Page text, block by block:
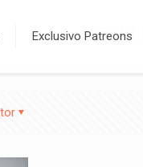
Exclusivo Patreons
Iñaki